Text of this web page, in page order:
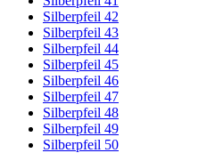
Silberpfeil 42
Silberpfeil 43
Silberpfeil 44
Silberpfeil 45
Silberpfeil 46
Silberpfeil 47
Silberpfeil 48
Silberpfeil 49
Silberpfeil 50